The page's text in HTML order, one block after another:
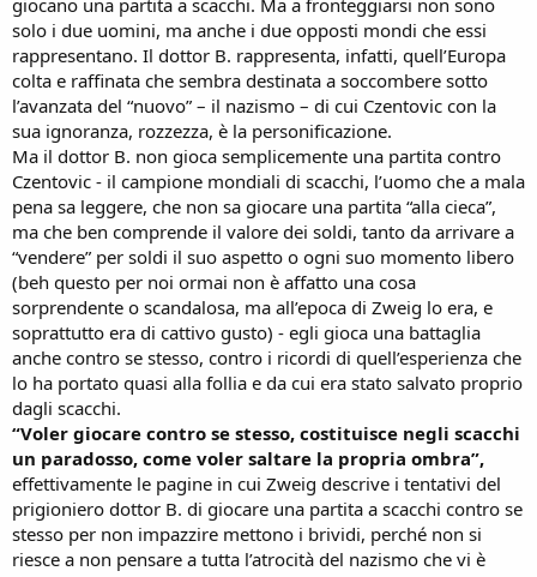
s
c
u
s
s
i
n
e
i
o
solo i due uomini, ma anche i due opposti mondi che essi
rappresentano. Il dottor B. rappresenta, infatti, quell’Europa
colta e raffinata che sembra destinata a soccombere sotto
l’avanzata del “nuovo” – il nazismo – di cui Czentovic con la
sua ignoranza, rozzezza, è la personificazione.
Ma il dottor B. non gioca semplicemente una partita contro
Czentovic - il campione mondiali di scacchi, l’uomo che a mala
pena sa leggere, che non sa giocare una partita “alla cieca”,
ma che ben comprende il valore dei soldi, tanto da arrivare a
“vendere” per soldi il suo aspetto o ogni suo momento libero
(beh questo per noi ormai non è affatto una cosa
sorprendente o scandalosa, ma all’epoca di Zweig lo era, e
soprattutto era di cattivo gusto) - egli gioca una battaglia
anche contro se stesso, contro i ricordi di quell’esperienza che
lo ha portato quasi alla follia e da cui era stato salvato proprio
dagli scacchi.
“Voler giocare contro se stesso, costituisce negli scacchi
un paradosso, come voler saltare la propria ombra”,
effettivamente le pagine in cui Zweig descrive i tentativi del
prigioniero dottor B. di giocare una partita a scacchi contro se
stesso per non impazzire mettono i brividi, perché non si
riesce a non pensare a tutta l’atrocità del nazismo che vi è